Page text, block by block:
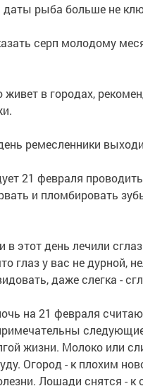
даты рыба больше не
серп молодому
живет в городах,
ремесленники
21 февраля
и пломбировать
в этот день лечили
глаз у вас не дурной,
даже слегка -
на 21 февраля
жизни. Молоко или
Огород - к плохим
Лошади снятся - к